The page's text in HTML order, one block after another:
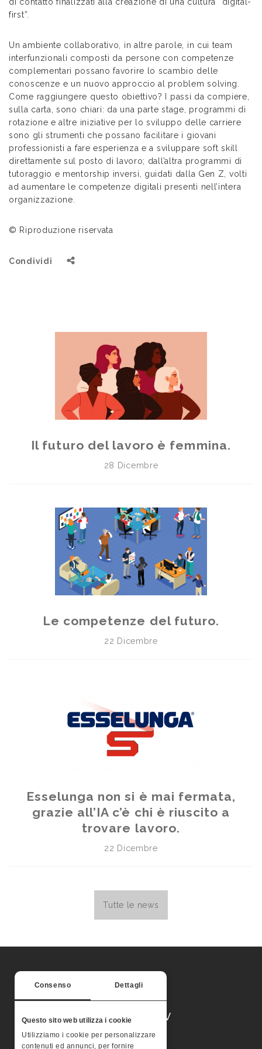
Consenso Dettagli
Questo sito web utilizza i cookie
Utilizziamo i cookie per personalizzare
contenuti ed annunci, per fornire
first”.
Un ambiente collaborativo, in altre parole, in cui team
interfunzionali composti da persone con competenze
complementari possano favorire lo scambio delle
conoscenze e un nuovo approccio al problem solving.
Come raggiungere questo obiettivo? I passi da compiere,
sulla carta, sono chiari: da una parte stage, programmi di
rotazione e altre iniziative per lo sviluppo delle carriere
sono gli strumenti che possano facilitare i giovani
professionisti a fare esperienza e a sviluppare soft skill
direttamente sul posto di lavoro; dall’altra programmi di
tutoraggio e mentorship inversi, guidati dalla Gen Z, volti
ad aumentare le competenze digitali presenti nell’intera
organizzazione.
© Riproduzione riservata
Condividi
Il futuro del lavoro è femmina.
28 Dicembre
Le competenze del futuro.
22 Dicembre
Esselunga non si è mai fermata,
grazie all’IA c’è chi è riuscito a
trovare lavoro.
22 Dicembre
Tutte le news
MONTERA STV